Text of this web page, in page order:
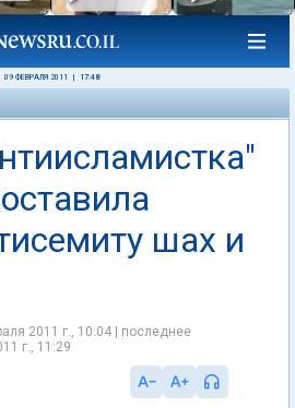
09 ФЕВРАЛЯ 2011 17:48
шах и
2011 г., 10:04 | последнее
г., 11:29